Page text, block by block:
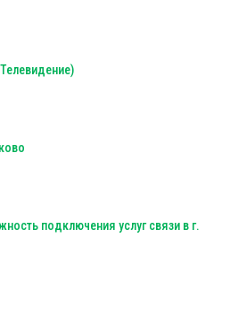
подключения услуг связи в г.